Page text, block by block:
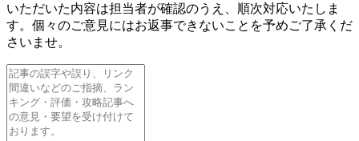
いただいた内容は担当者が確認のうえ、順次対応いたしま
す。個々のご意見にはお返事できないことを予めご了承くだ
さいませ。